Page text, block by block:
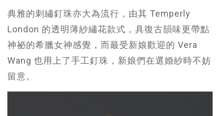
典雅的刺繡釘珠亦大為流行，由其 Temperly
London 的透明薄紗繡花款式，具復古韻味更帶點
神祕的希臘女神感覺，而最受新娘歡迎的 Vera
Wang 也用上了手工釘珠，新娘們在選婚紗時不妨
留意。